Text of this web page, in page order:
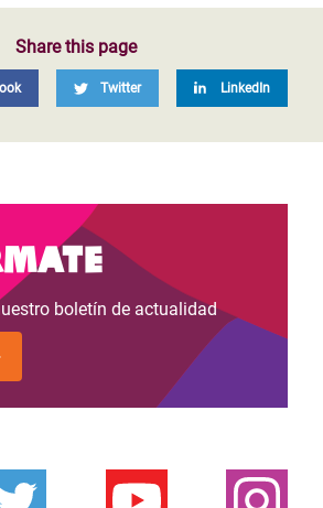
Share this page
Twitter LinkedIn
boletín de actualidad